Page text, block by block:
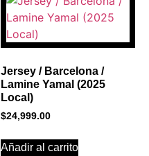
Jersey / Barcelona /
Lamine Yamal (2025
Local)
$24,999.00
Añadir al carrito